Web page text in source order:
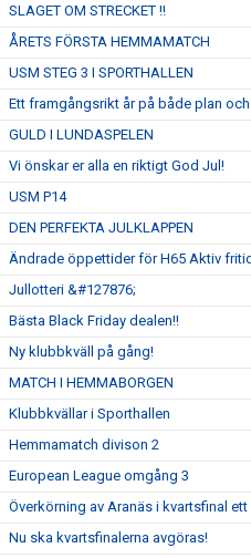
SLAGET OM STRECKET !!
ÅRETS FÖRSTA HEMMAMATCH
USM STEG 3 I SPORTHALLEN
Ett framgångsrikt år på både plan
GULD I LUNDASPELEN
Vi önskar er alla en riktigt God Jul!
USM P14
DEN PERFEKTA JULKLAPPEN
Ändrade öppettider för H65 Aktiv
Jullotteri &#127876;
Bästa Black Friday dealen!!
Ny klubbkväll på gång!
MATCH I HEMMABORGEN
Klubbkvällar i Sporthallen
Hemmamatch divison 2
European League omgång 3
Överkörning av Aranäs i kvartsfinal ett
Nu ska kvartsfinalerna avgöras!